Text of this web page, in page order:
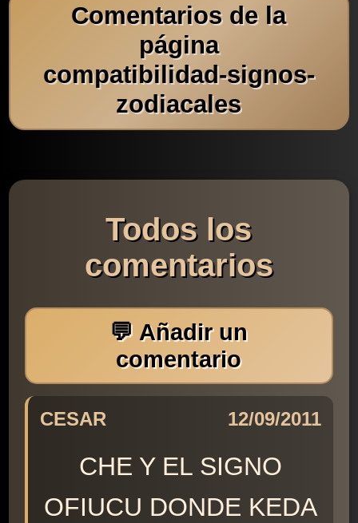
Comentarios de la
página
compatibilidad-signos-
zodiacales
Todos los
comentarios
💬 Añadir un
comentario
CESAR 12/09/2011
CHE Y EL SIGNO
OFIUCU DONDE KEDA